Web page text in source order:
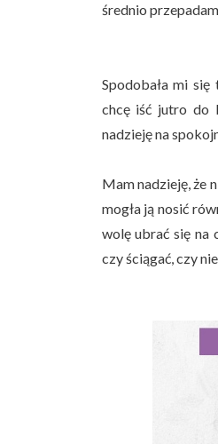
średnio przepadam
Spodobała mi się
chcę iść jutro do
nadzieję na
Mam nadzieję, że
mogła ją nosić
wolę ubrać się na
czy ściągać, czy